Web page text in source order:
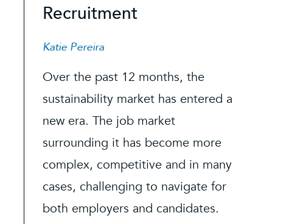
Recruitment
Katie Pereira
Over the past 12 months, the
sustainability market has entered a
new era. The job market
surrounding it has become more
complex, competitive and in many
cases, challenging to navigate for
both employers and candidates.